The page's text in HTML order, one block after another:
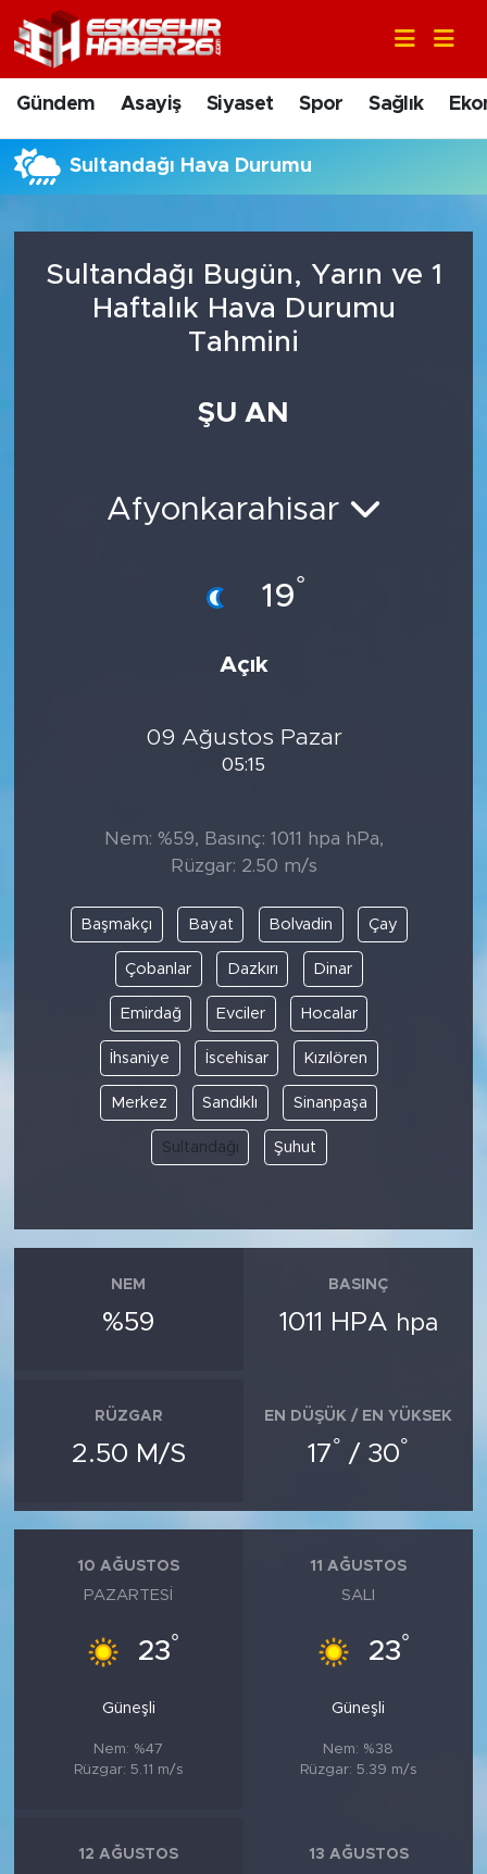
Gündem Asayiş Siyaset Spor Sağlık
Sultandağı Hava Durumu
Sultandağı Bugün, Yarın ve 1
Haftalık Hava Durumu
Tahmini
ŞU AN
Afyonkarahisar
19°
Açık
09 Ağustos Pazar
05:15
Nem: %59, Basınç: 1011 hpa hPa,
Rüzgar: 2.50 m/s
Başmakçı Bayat Bolvadin Çay
Çobanlar Dazkırı Dinar
Emirdağ Evciler Hocalar
İhsaniye İscehisar Kızılören
Merkez Sandıklı Sinanpaşa
Sultandağı Şuhut
NEM
%59
BASINÇ
1011 HPA hpa
RÜZGAR
2.50 M/S
EN DÜŞÜK / EN YÜKSEK
17° / 30°
10 AĞUSTOS
PAZARTESI
23°
Güneşli
Nem: %47
Rüzgar: 5.11 m/s
11 AĞUSTOS
SALI
23°
Güneşli
Nem: %38
Rüzgar: 5.39 m/s
12 AĞUSTOS 13 AĞUSTOS
Gündem
Asayiş
Siyaset
Sağlık
Bölge
Nöbetçi Eczaneler
Hava Durumu
Trafik Durumu
Tüm Manşetler